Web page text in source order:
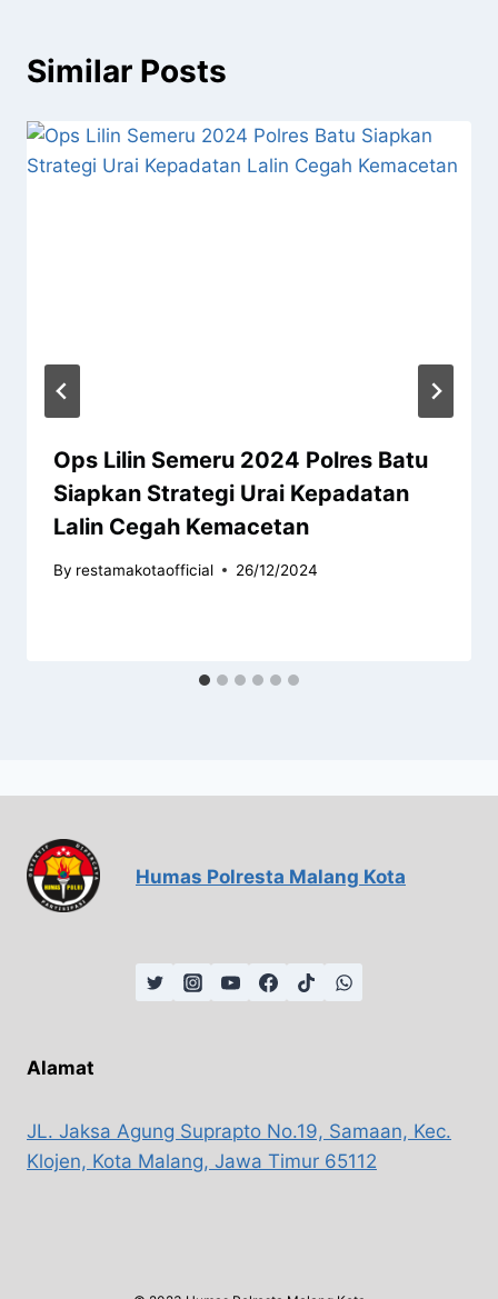
Similar Posts
Ops Lilin Semeru 2024 Polres Batu
Siapkan Strategi Urai Kepadatan
Lalin Cegah Kemacetan
By restamakotaofficial 26/12/2024
Humas Polresta Malang Kota
Alamat
JL. Jaksa Agung Suprapto No.19, Samaan, Kec.
Klojen, Kota Malang, Jawa Timur 65112